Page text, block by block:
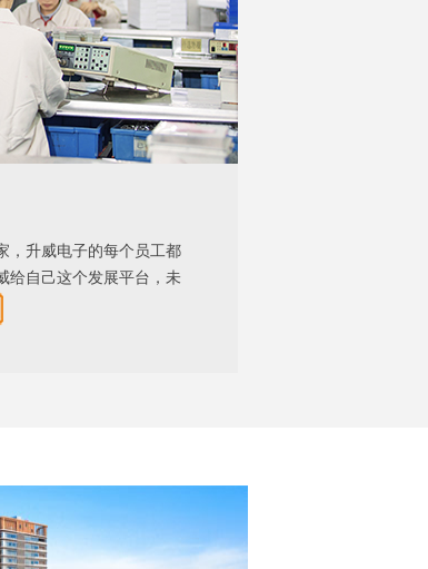
，升威电子的每个员工都
给自己这个发展平台，未